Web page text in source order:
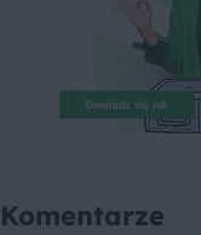
Komentarze